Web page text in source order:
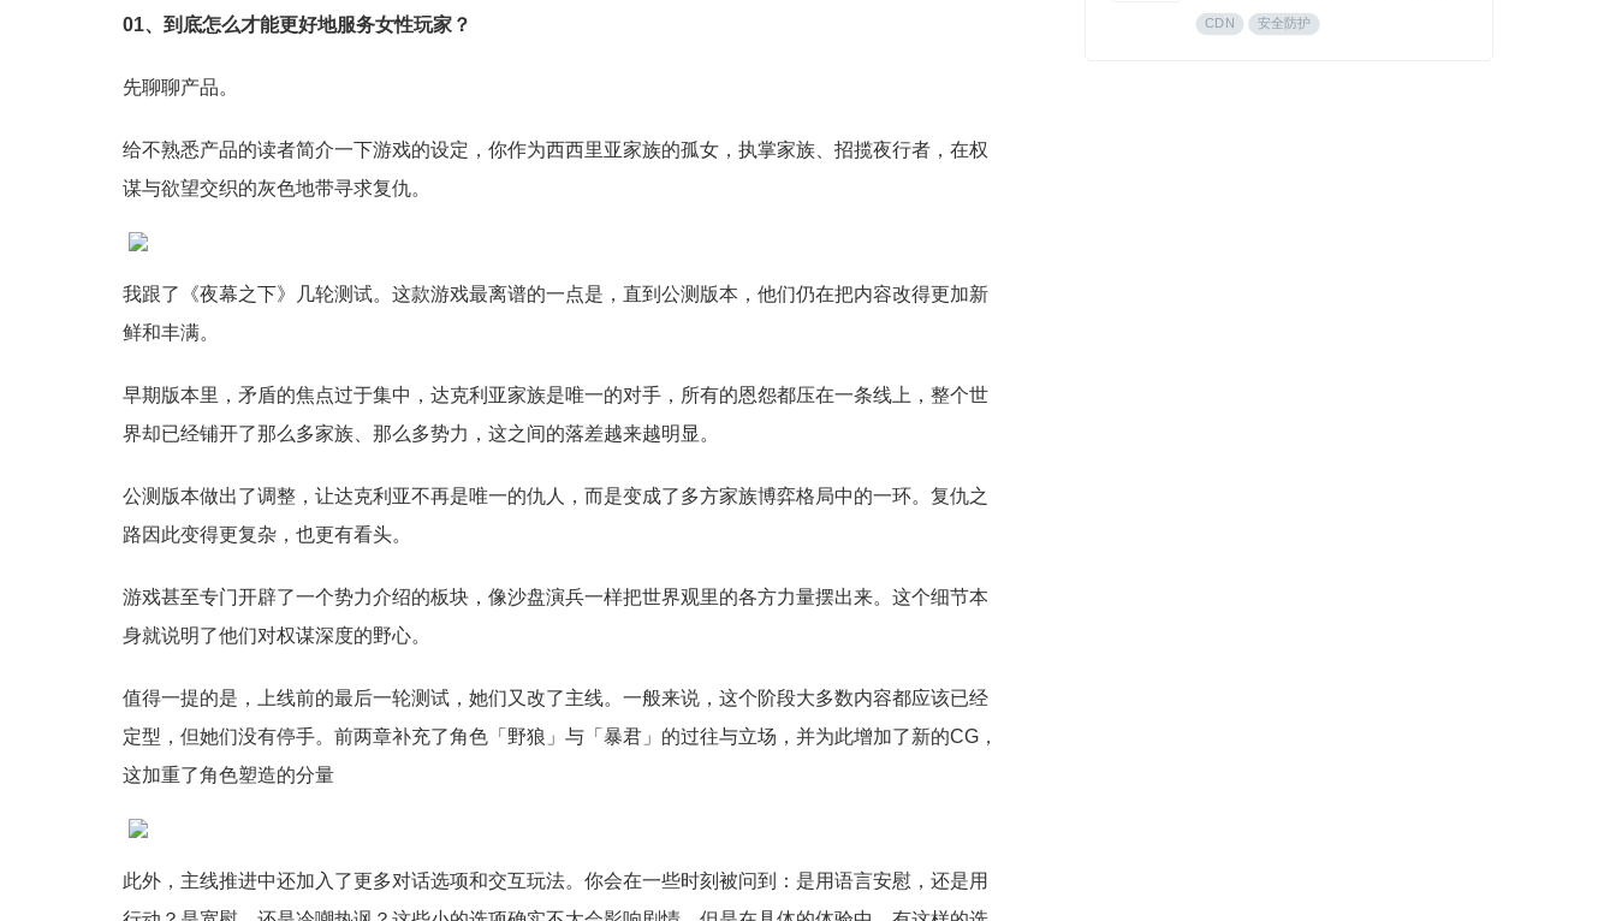
01、 到底怎么才能更好地服务女性玩家？
先聊聊产品。
给不熟悉产品的读者简介一下游戏的设定，你作为西西里亚家族的孤女，执掌家族、招揽夜行者，在权
谋与欲望交织的灰色地带寻求复仇。
我跟了《夜幕之下》几轮测试。这款游戏最离谱的一点是，直到公测版本，他们仍在把内容改得更加新
鲜和丰满。
早期版本里，矛盾的焦点过于集中，达克利亚家族是唯一的对手，所有的恩怨都压在一条线上，整个世
界却已经铺开了那么多家族、那么多势力，这之间的落差越来越明显。
公测版本做出了调整，让达克利亚不再是唯一的仇人，而是变成了多方家族博弈格局中的一环。复仇之
路因此变得更复杂，也更有看头。
游戏甚至专门开辟了一个势力介绍的板块，像沙盘演兵一样把世界观里的各方力量摆出来。这个细节本
身就说明了他们对权谋深度的野心。
值得一提的是，上线前的最后一轮测试，她们又改了主线。一般来说，这个阶段大多数内容都应该已经
定型，但她们没有停手。前两章补充了角色「野狼」与「暴君」的过往与立场，并为此增加了新的CG，
这加重了角色塑造的分量
此外，主线推进中还加入了更多对话选项和交互玩法。你会在一些时刻被问到：是用语言安慰，还是用
（CDN）与云服务解决方案，是全球边缘云
领导者Fastly中国区首个合作伙伴。团队由业
CDN 安全防护